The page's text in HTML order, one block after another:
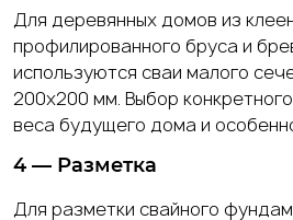
Для деревянных домов из
профилированного бруса и
используются сваи малого
200х200 мм. Выбор
веса будущего дома и
4 — Разметка
Для разметки свайного